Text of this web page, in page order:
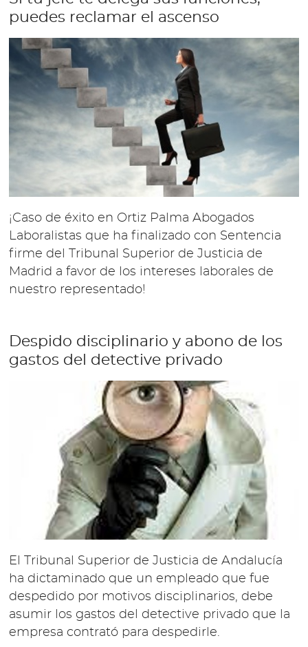
puedes reclamar el ascenso
¡Caso de éxito en Ortiz Palma Abogados
Laboralistas que ha finalizado con Sentencia
firme del Tribunal Superior de Justicia de
Madrid a favor de los intereses laborales de
nuestro representado!
Despido disciplinario y abono de los
gastos del detective privado
El Tribunal Superior de Justicia de Andalucía
ha dictaminado que un empleado que fue
despedido por motivos disciplinarios, debe
asumir los gastos del detective privado que la
empresa contrató para despedirle.